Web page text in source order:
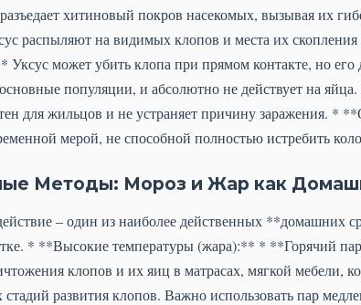
хитиновый покров насекомых, вызывая их
распыляют на видимых клопов и места их
может убить клопа при прямом контакте, но его
популяции, и абсолютно не действует на
для жильцов и не устраняет причину заражения. *
мерой, не способной полностью истребить
Методы: Мороз и Жар как
– один из наиболее действенных **домашних
* **Высокие температуры (жара):** * **Горячий
клопов и их яиц в матрасах, мягкой мебели,
стадий развития клопов. Важно использовать пар